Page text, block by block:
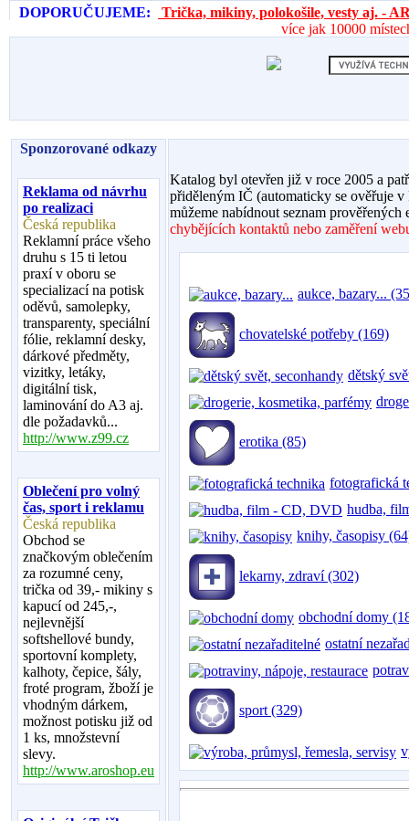
DOPORUČUJEME:
Trička, mikiny, polokošile, vesty aj. -
více jak 10000
Sponzorované odkazy
Reklama od návrhu
po realizaci
Česká republika
Reklamní práce všeho
druhu s 15 ti letou
praxí v oboru se
specializací na potisk
oděvů, samolepky,
transparenty, speciální
fólie, reklamní desky,
dárkové předměty,
vizitky, letáky,
digitální tisk,
laminování do A3 aj.
dle požadavků...
http://www.z99.cz
Oblečení pro volný
čas, sport i reklamu
Česká republika
Obchod se
značkovým oblečením
za rozumné ceny,
trička od 39,- mikiny s
kapucí od 245,-,
nejlevnější
softshellové bundy,
sportovní komplety,
kalhoty, čepice, šály,
froté program, žboží je
vhodným dárkem,
možnost potisku již od
1 ks, množstevní
slevy.
http://www.aroshop.eu
Katalog byl otevřen již v roce 2005 a
přiděleným IČ (automaticky se ověřuje
můžeme nabídnout seznam
chybějících kontaktů nebo zaměření
aukce, bazary...
chovatelské potřeby (169)
dětský
erotika (85)
fotografická
hudba,
knihy, časopisy
lekarny, zdraví (302)
obchodní domy
ostatní
sport (329)